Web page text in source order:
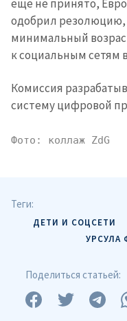
Отправить
информацию
еще не принято,
одобрил
минимальный
к социальным сетям
Комиссия
систему цифровой
Фото: коллаж ZdG
Теги:
ДЕТИ И СОЦСЕТИ
УРСУЛА
Поделиться статьей: